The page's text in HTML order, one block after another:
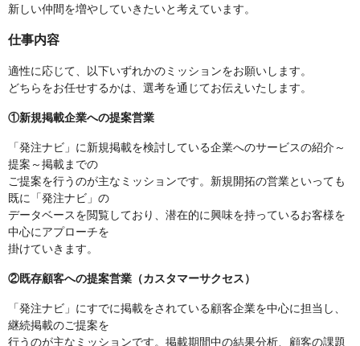
新しい仲間を増やしていきたいと考えています。
仕事内容
適性に応じて、以下いずれかのミッションをお願いします。
どちらをお任せするかは、選考を通じてお伝えいたします。
①新規掲載企業への提案営業
「発注ナビ」に新規掲載を検討している企業へのサービスの紹介～
提案～掲載までの
ご提案を行うのが主なミッションです。新規開拓の営業といっても
既に「発注ナビ」の
データベースを閲覧しており、潜在的に興味を持っているお客様を
中心にアプローチを
掛けていきます。
②既存顧客への提案営業（カスタマーサクセス）
「発注ナビ」にすでに掲載をされている顧客企業を中心に担当し、
継続掲載のご提案を
行うのが主なミッションです。掲載期間中の結果分析、顧客の課題